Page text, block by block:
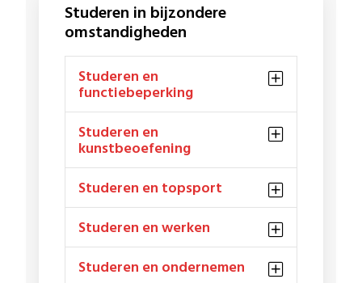
Studeren in bijzondere
omstandigheden
Studeren en
functiebeperking
Studeren en
kunstbeoefening
Studeren en topsport
Studeren en werken
Studeren en ondernemen